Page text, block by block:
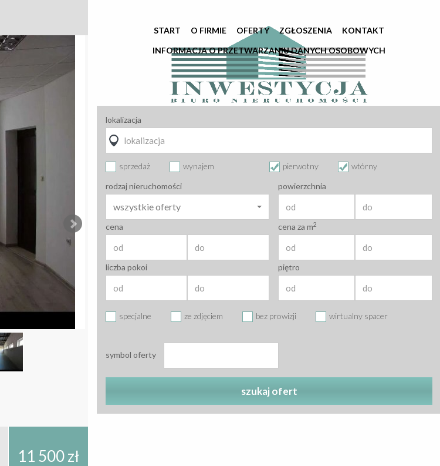
11 500 zł
START O FIRMIE OFERTY ZGŁOSZENIA
KONTAKT
INFORMACJA O PRZETWARZANIU DANYCH OSOBOWYCH
lokalizacja
sprzedaż wynajem pierwotny
wtórny
rodzaj nieruchomości
wszystkie oferty
powierzchnia
cena cena za m2
liczba pokoi piętro
specjalne ze zdjęciem bez prowizji wirtualny spacer
symbol oferty
szukaj ofert